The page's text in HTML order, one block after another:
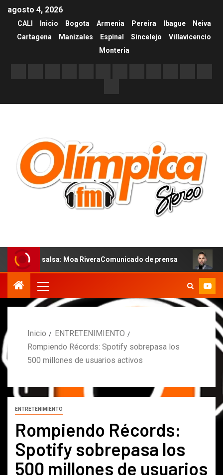
agosto 4, 2026
CALI Inicio Bogota Armenia Pereira Ibague
Neiva
Cartagena
Manizales Espinal Sincelejo
Villavicencio
Monteria
Moa RiveraComunicado de prensa MARCOS
Inicio
ENTRETENIMIENTO
Rompiendo Récords: Spotify sobrepasa los
500 millones de usuarios activos
ENTRETENIMIENTO
Rompiendo Récords:
Spotify sobrepasa los
500 millones de usuarios